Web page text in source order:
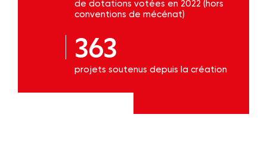
de dotations votées en 2022 (hors
conventions de mécénat)
363
projets soutenus depuis la création